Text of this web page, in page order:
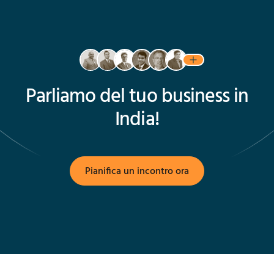
Parliamo del tuo business in
India!
Pianifica un incontro ora